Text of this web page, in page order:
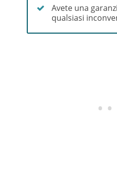
Avete una
qualsiasi